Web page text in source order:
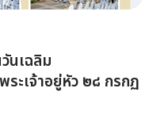
นเฉลิม
ะเจ้าอยู่หัว ๒๘ กรกฏ